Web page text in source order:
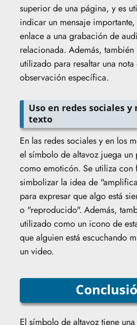
superior de una página, y es
indicar un mensaje
enlace a una grabación de
relacionada. Además, también
utilizado para resaltar una nota
observación específica.
Uso en redes sociales y
texto
En las redes sociales y en los
el símbolo de altavoz juega un
como emoticón. Se utiliza con
simbolizar la idea de
para expresar que algo está
o "reproducido". Además,
utilizado como un icono de
que alguien está escuchando
un video.
El símbolo de altavoz tiene